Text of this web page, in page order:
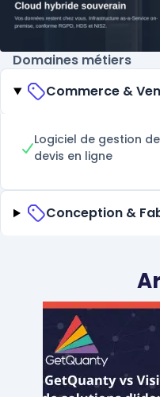
Domaines métiers
Commerce &
Logiciel de gestion
devis en ligne
Conception &